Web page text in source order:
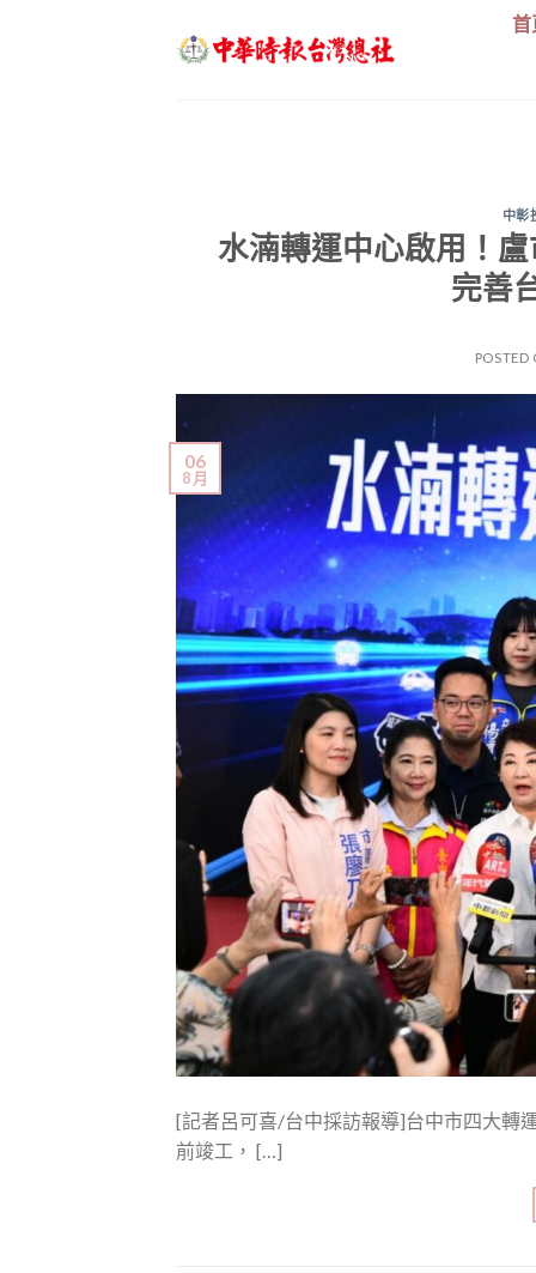
首
中彰
水湳轉運中心啟用！
完善
POSTED
06
8 月
[記者呂可喜/台中採訪報導]台中市四大轉
前竣工， […]